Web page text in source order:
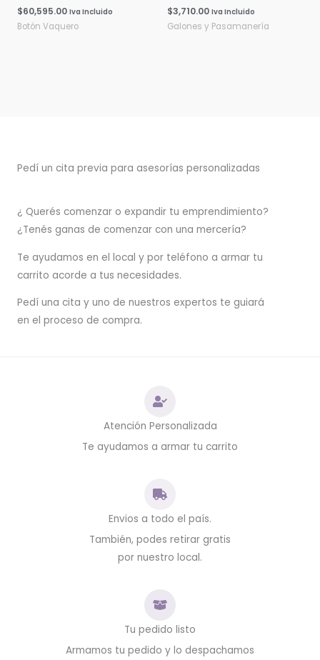
$60,595.00 Iva Incluido
Botón Vaquero
$3,710.00 Iva Incluido
Galones y Pasamanería
Pedí un cita previa para asesorías personalizadas
¿ Querés comenzar o expandir tu emprendimiento?
¿Tenés ganas de comenzar con una mercería?
Te ayudamos en el local y por teléfono a armar tu
carrito acorde a tus necesidades.
Pedí una cita y uno de nuestros expertos te guiará
en el proceso de compra.
Atención Personalizada
Te ayudamos a armar tu carrito
Envios a todo el país.
También, podes retirar gratis
por nuestro local.
Tu pedido listo
Armamos tu pedido y lo despachamos